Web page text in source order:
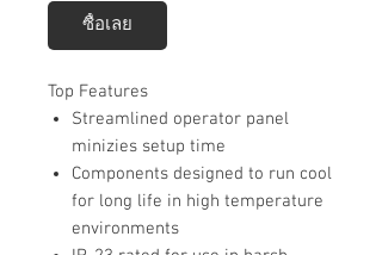
ซื้อเลย
Top Features
Streamlined operator panel
minizies setup time
Components designed to run cool
for long life in high temperature
environments